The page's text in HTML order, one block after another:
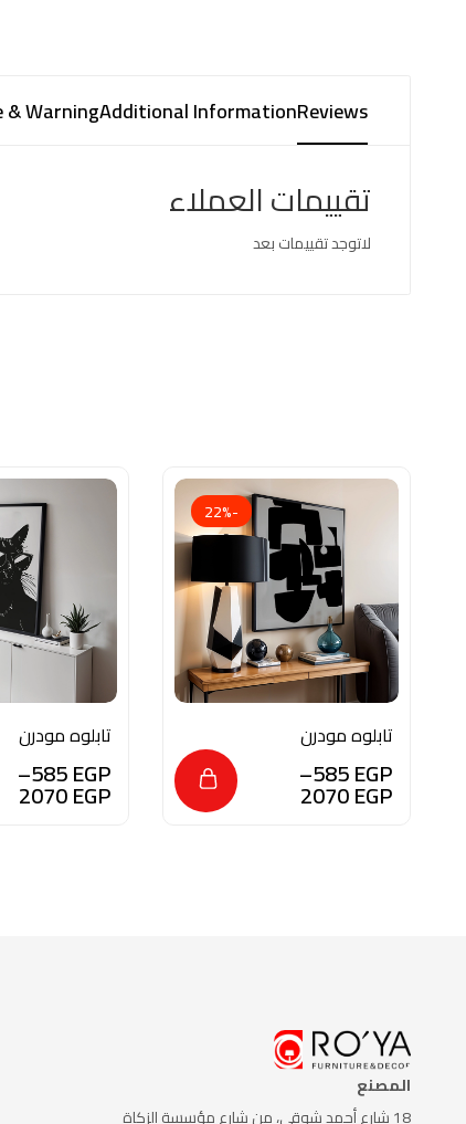
Reviews
Additional Information
& Warning
تقييمات العملاء
لاتوجد تقييمات بعد
-22%
تابلوه مودرن
للديكور من الخشب
الطبيعي والزجاج
بلمسه من الفن
585EGP
–
2070EGP
تابلوه مودرن
للديكور من
الطبيعي و الزجاج
بلمسه من الفن
585EGP
–
2070EGP
المصنع
18 شارع أحمد شوقي، من شارع
مؤسسة الزكاة